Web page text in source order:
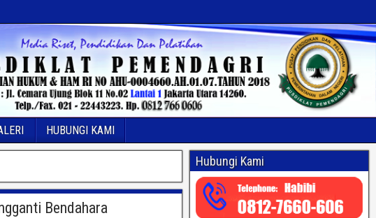
HUBUNGI KAMI
Bendahara
Hubungi Kami